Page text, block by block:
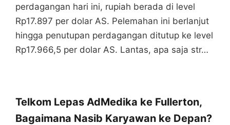
perdagangan hari ini, rupiah berada di level
Rp17.897 per dolar AS. Pelemahan ini berlanjut
hingga penutupan perdagangan ditutup ke level
Rp17.966,5 per dolar AS. Lantas, apa saja str…
Telkom Lepas AdMedika ke Fullerton,
Bagaimana Nasib Karyawan ke Depan?